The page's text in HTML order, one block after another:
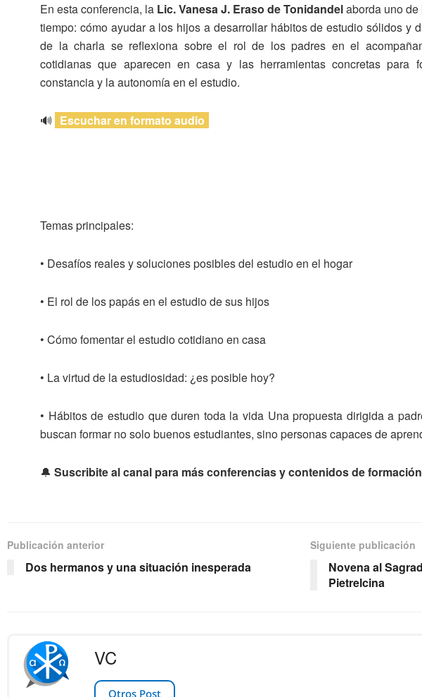
En esta conferencia, la Lic. Vanesa J. Eraso de Tonidandelaborda uno
tiempo: cómo ayudar a los hijos a desarrollar hábitos de estudio sólidos y
de la charla se reflexiona sobre el rol de los padres en el
cotidianas que aparecen en casa y las herramientas concretas para
constancia y la autonomía en el estudio.
🔊 Escuchar en formato audio
Temas principales:
• Desafíos reales y soluciones posibles del estudio en el hogar
• El rol de los papás en el estudio de sus hijos
• Cómo fomentar el estudio cotidiano en casa
• La virtud de la estudiosidad: ¿es posible hoy?
• Hábitos de estudio que duren toda la vida Una propuesta dirigida a
buscan formar no solo buenos estudiantes, sino personas capaces de
🔔 Suscribite al canal para más conferencias y contenidos de
Publicación anterior
Dos hermanos y una situación inesperada
Siguiente publicación
Novena al
Pietrelcina
VC
Otros Post